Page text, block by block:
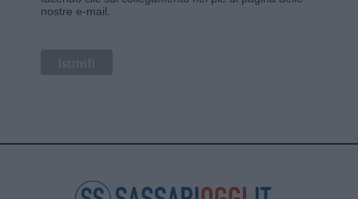
nostre e-mail.